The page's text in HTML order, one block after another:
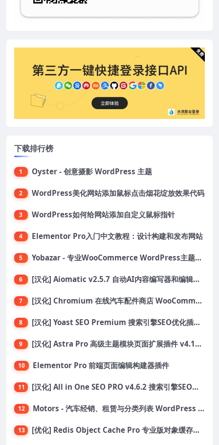
下载排行榜
1 Oyster - 创意摄影 WordPress 主题
2 WordPress美化网站添加鼠标点击烟花绽放效果代码
3 WordPress如何给网站添加自定义鼠标指针
4 Elementor Pro入门中文教程：设计构建和发布网站
5 Yobazar - 专业WooCommerce WordPress主题，助力在线商店
6 [汉化] Aiomatic v2.5.7 自动AI内容编写器和编辑器GPT-3和GPT-4等AI工具包
7 [汉化] Chromium 在线汽车配件商店 WooCommerce 主题 v1.3.28
8 [汉化] Yoast SEO Premium 搜索引擎SEO优化插件+全套扩展附件
9 [汉化] Astra Pro 高级主题模块页面扩展插件 v4.11.6
10 Elementor Pro 前端页面编辑构建器插件
11 [汉化] All in One SEO PRO v4.6.2 搜索引擎SEO优化WordPress插件
12 Motors - 汽车经销、租赁与分类列表 WordPress 主题
13 [优化] Redis Object Cache Pro 专业版对象缓存WordPress插件 v1.21.0